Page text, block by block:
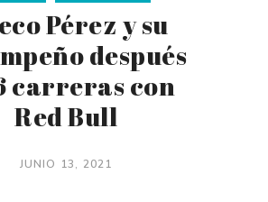
Pérez y su
después
carreras con
Red Bull
JUNIO 13, 2021